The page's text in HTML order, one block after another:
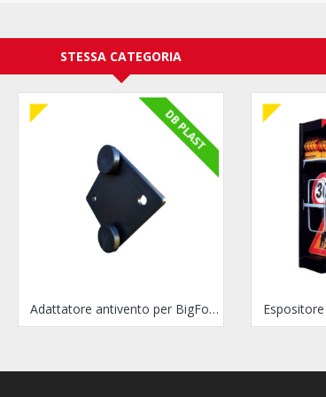
STESSA CATEGORIA
DB PLAST
Adattatore antivento per BigFoot